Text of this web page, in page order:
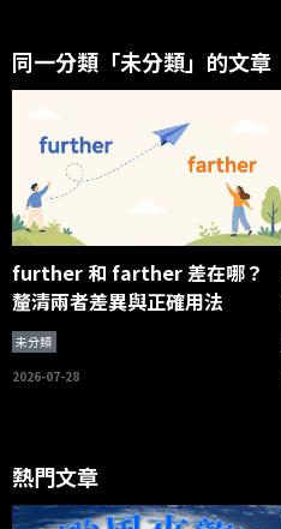
同一分類「未分類」的文章
further 和 farther 差在哪？
釐清兩者差異與正確用法
未分類
2026-07-28
熱門文章